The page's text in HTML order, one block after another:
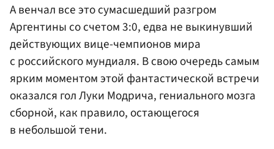
А венчал все это сумасшедший разгром
Аргентины со счетом 3:0, едва не выкинувший
действующих вице-чемпионов мира
с российского мундиаля. В свою очередь самым
ярким моментом этой фантастической встречи
оказался гол Луки Модрича, гениального мозга
сборной, как правило, остающегося
в небольшой тени.